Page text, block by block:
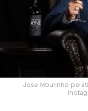
Jose Mourinho